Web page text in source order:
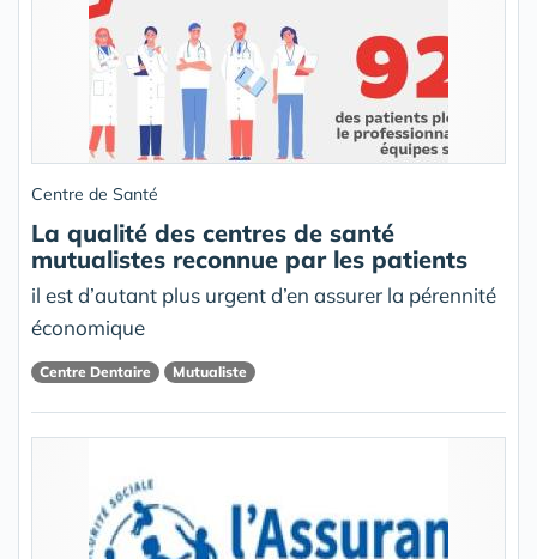
Centre de Santé
La qualité des centres de santé
mutualistes reconnue par les patients
il est d’autant plus urgent d’en assurer la pérennité
économique
Centre Dentaire Mutualiste